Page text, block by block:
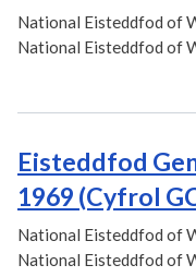
National Eisteddfod of
National Eisteddfod of
Eisteddfod
1969 (Cyfrol
National Eisteddfod of
National Eisteddfod of